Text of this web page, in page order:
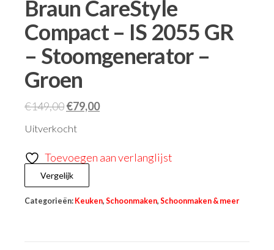
Braun CareStyle
Compact – IS 2055 GR
– Stoomgenerator –
Groen
€149,00€79,00
Uitverkocht
Toevoegen aan verlanglijst
Vergelijk
Categorieën: Keuken, Schoonmaken, Schoonmaken & meer